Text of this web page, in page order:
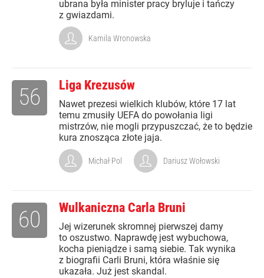
ubrana była minister pracy bryluje i tańczy
z gwiazdami.
Kamila Wronowska
Liga Krezusów
Nawet prezesi wielkich klubów, które 17 lat
temu zmusiły UEFA do powołania ligi
mistrzów, nie mogli przypuszczać, że to będzie
kura znosząca złote jaja.
56
Michał Pol Dariusz Wołowski
Wulkaniczna Carla Bruni
Jej wizerunek skromnej pierwszej damy
to oszustwo. Naprawdę jest wybuchowa,
kocha pieniądze i samą siebie. Tak wynika
z biografii Carli Bruni, która właśnie się
ukazała. Już jest skandal.
60